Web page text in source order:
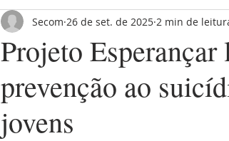
Igreja no Mundo Liturgia
Projeto Esperançar
prevenção ao
jovens
Secom 26 de set. de 2025 2 min de